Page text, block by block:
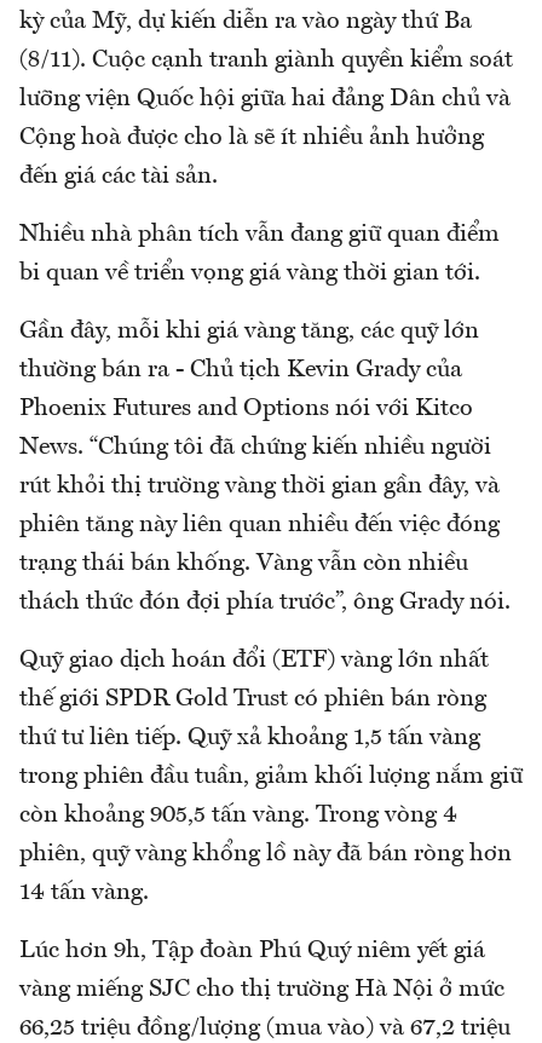
kỳ của Mỹ, dự kiến diễn ra vào ngày thứ Ba
(8/11). Cuộc cạnh tranh giành quyền kiểm soát
lưỡng viện Quốc hội giữa hai đảng Dân chủ và
Cộng hoà được cho là sẽ ít nhiều ảnh hưởng
đến giá các tài sản.
Nhiều nhà phân tích vẫn đang giữ quan điểm
bi quan về triển vọng giá vàng thời gian tới.
Gần đây, mỗi khi giá vàng tăng, các quỹ lớn
thường bán ra - Chủ tịch Kevin Grady của
Phoenix Futures and Options nói với Kitco
News. “Chúng tôi đã chứng kiến nhiều người
rút khỏi thị trường vàng thời gian gần đây, và
phiên tăng này liên quan nhiều đến việc đóng
trạng thái bán khống. Vàng vẫn còn nhiều
thách thức đón đợi phía trước”, ông Grady nói.
Quỹ giao dịch hoán đổi (ETF) vàng lớn nhất
thế giới SPDR Gold Trust có phiên bán ròng
thứ tư liên tiếp. Quỹ xả khoảng 1,5 tấn vàng
trong phiên đầu tuần, giảm khối lượng nắm giữ
còn khoảng 905,5 tấn vàng. Trong vòng 4
phiên, quỹ vàng khổng lồ này đã bán ròng hơn
14 tấn vàng.
Lúc hơn 9h, Tập đoàn Phú Quý niêm yết giá
vàng miếng SJC cho thị trường Hà Nội ở mức
66,25 triệu đồng/lượng (mua vào) và 67,2 triệu